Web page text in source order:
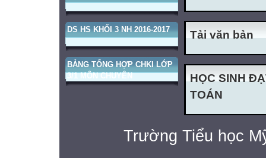
DS HS KHỐI 3 NH 2016-2017
BẢNG TỔNG HỢP CHKI LỚP
3/1 MÔN CHUYÊN
Tải văn bản
HỌC SINH
TOÁN
Trường Tiểu học